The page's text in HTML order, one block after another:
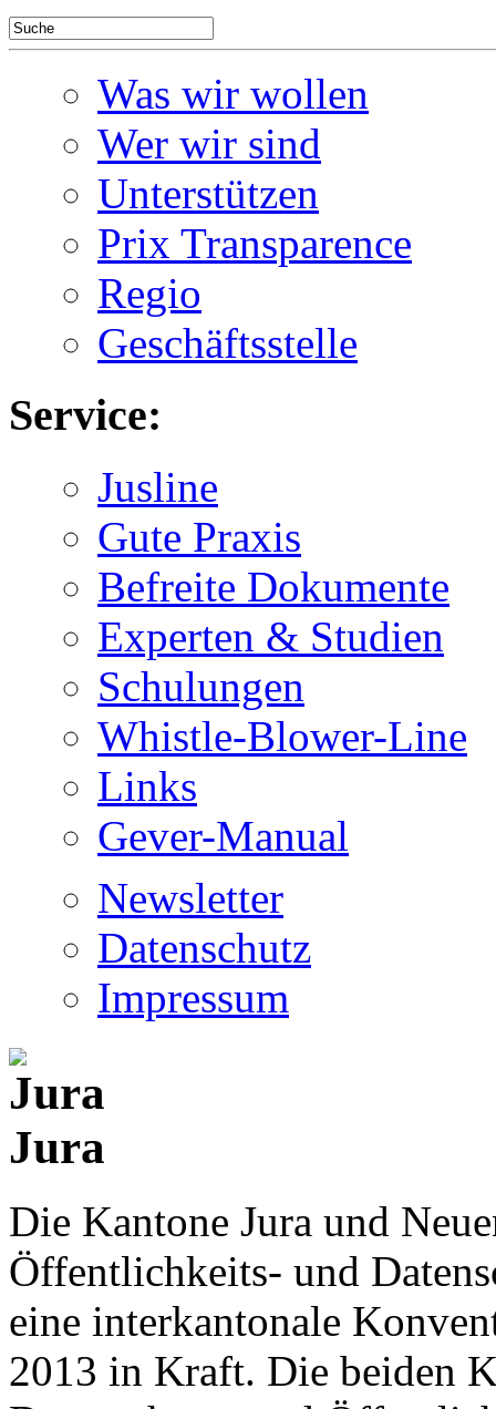
Was wir wollen
Wer wir sind
Unterstützen
Prix Transparence
Regio
Geschäftsstelle
Service:
Jusline
Gute Praxis
Befreite Dokumente
Experten & Studien
Schulungen
Whistle-Blower-Line
Links
Gever-Manual
Newsletter
Datenschutz
Impressum
Jura
Die Kantone Jura und
Öffentlichkeits- und
eine interkantonale
2013 in Kraft. Die beiden